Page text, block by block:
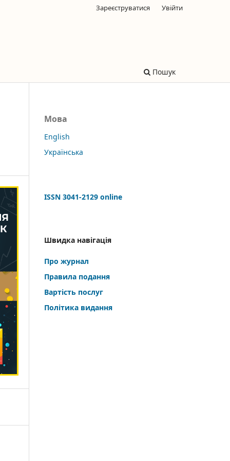
Пошук
Зареєструватися Увійти
Мова
English
Українська
ISSN 3041-2129 online
Швидка навігація
Про журнал
Правила подання
Вартість послуг
Політика видання